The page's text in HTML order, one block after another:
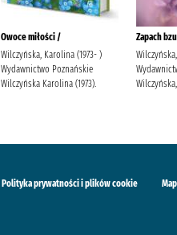
Owoce miłości /
Wilczyńska, Karolina (1973- )
Wydawnictwo Poznańskie
Wilczyńska Karolina (1973).
Zapach
Polityka prywatności i plików cookie